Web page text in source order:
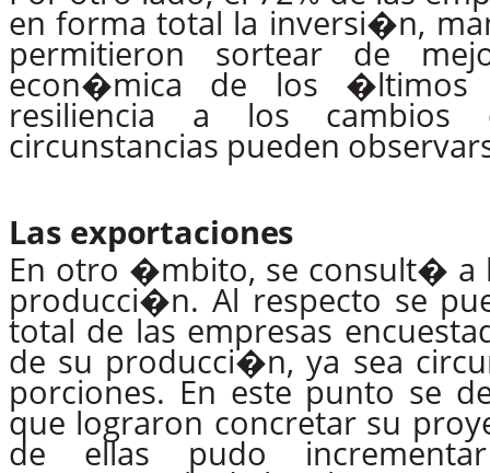
en forma total la inversi�n,
permitieron sortear de
econ�mica de los �ltimos
resiliencia a los cambios
circunstancias pueden
Las exportaciones
En otro �mbito, se consult� a
producci�n. Al respecto se
total de las empresas
de su producci�n, ya sea
porciones. En este punto se
que lograron concretar su
de ellas pudo